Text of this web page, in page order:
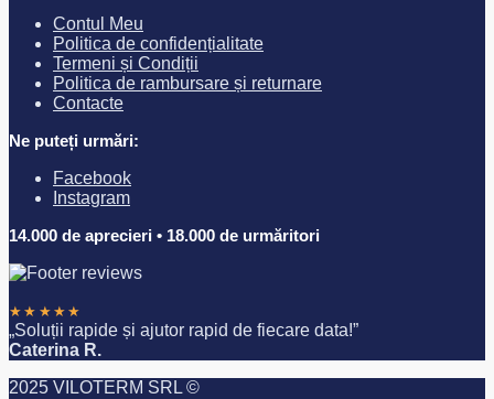
Contul Meu
Politica de confidențialitate
Termeni și Condiții
Politica de rambursare și returnare
Contacte
Ne puteți urmări:
Facebook
Instagram
14.000 de aprecieri • 18.000 de urmăritori
★★★★★
„Soluții rapide și ajutor rapid de fiecare data!”
Caterina R.
2025 VILOTERM SRL ©